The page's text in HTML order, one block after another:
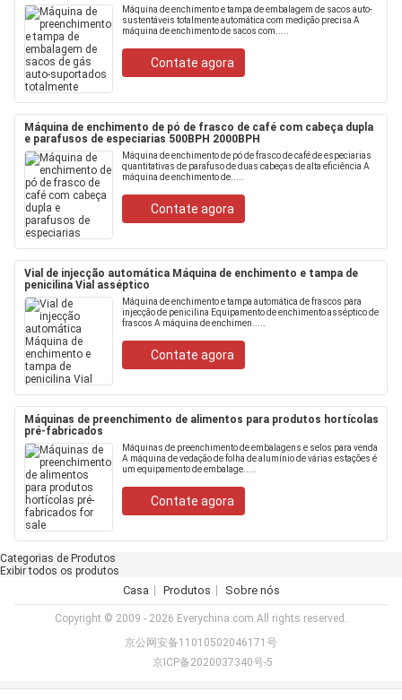
Máquina de enchimento e tampa de embalagem de sacos auto-
sustentáveis totalmente automática com medição precisa A
máquina de enchimento de sacos com.....
Contate agora
Máquina de enchimento de pó de frasco de café com cabeça dupla
e parafusos de especiarias 500BPH 2000BPH
Máquina de enchimento de pó de frasco de café de especiarias
quantitativas de parafuso de duas cabeças de alta eficiência A
máquina de enchimento de.....
Contate agora
Vial de injecção automática Máquina de enchimento e tampa de
penicilina Vial asséptico
Máquina de enchimento e tampa automática de frascos para
injecção de penicilina Equipamento de enchimento asséptico de
frascos A máquina de enchimen.....
Contate agora
Máquinas de preenchimento de alimentos para produtos hortícolas
pré-fabricados
Máquinas de preenchimento de embalagens e selos para venda
A máquina de vedação de folha de alumínio de várias estações é
um equipamento de embalage.....
Contate agora
Categorias de Produtos
Exibir todos os produtos
Casa Produtos Sobre nós
Copyright © 2009 - 2026 Everychina.com.All rights reserved.
京公网安备11010502046171号
京ICP备2020037340号-5